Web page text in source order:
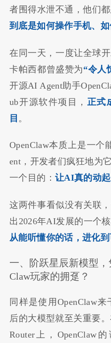
者围得水泄不通，他们
到底是如何操作手机、
在同一天，一度让全球
卡帕西都曾盛赞为“令人
开源AI Agent助手
ub开源软件项目， 正式
目 。
OpenClaw本质上是一
ent，开发者们疯狂地为
一个目的： 让AI真的动
这两件事看似没有关联
出2026年AI发展的一个
从能听懂你的话，进化到
一、阶跃星辰新模型
Claw玩家的拥趸？
同样是使用OpenClaw
后的大模型就至关重要
Router上，OpenClaw